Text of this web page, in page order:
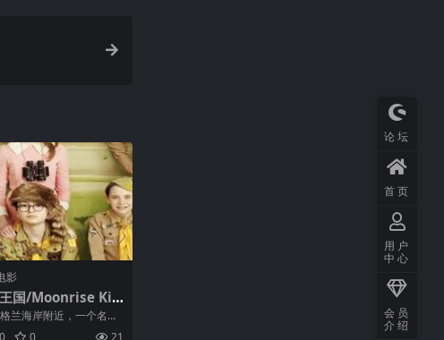
影
王国/Moonrise Kin
文字幕高清MP4下
兰海岸附近，一个名为
童子军和另一个12岁女
0 0 21
论坛
首页
用户
中心
会员
介绍